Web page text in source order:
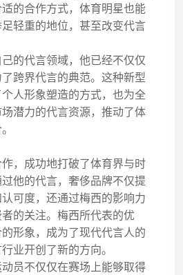
的合作方式，体育明星也能
轻重的地位，甚至改变代言
的代言领域，他已经不仅仅
跨界代言的典范。这种新型
人形象塑造的方式，也为全
潜力的代言资源，推动了体
，成功地打破了体育界与时
他的代言，奢侈品牌不仅提
可度，还通过梅西的影响力
的关注。梅西所代表的优
形象，成为了现代代言人的
业开创了新的方向。
员不仅仅在赛场上能够取得